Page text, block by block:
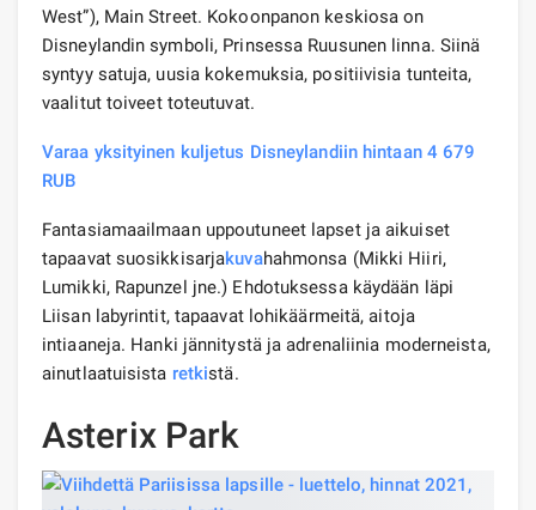
West”), Main Street. Kokoonpanon keskiosa on
Disneylandin symboli, Prinsessa Ruusunen linna. Siinä
syntyy satuja, uusia kokemuksia, positiivisia tunteita,
vaalitut toiveet toteutuvat.
Varaa yksityinen kuljetus Disneylandiin hintaan 4 679
RUB
Fantasiamaailmaan uppoutuneet lapset ja aikuiset
tapaavat suosikkisarjakuvahahmonsa (Mikki Hiiri,
Lumikki, Rapunzel jne.) Ehdotuksessa käydään läpi
Liisan labyrintit, tapaavat lohikäärmeitä, aitoja
intiaaneja. Hanki jännitystä ja adrenaliinia moderneista,
ainutlaatuisista retkistä.
Asterix Park